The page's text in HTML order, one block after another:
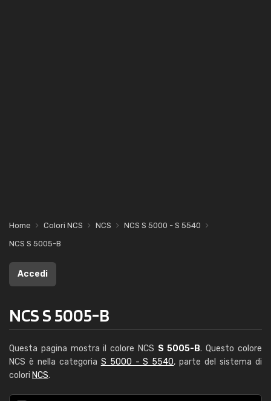
Home Colori NCS NCS
NCS S 5000 - S 5540
NCS S 5005-B
Accedi
NCS S 5005-B
Questa pagina mostra il colore NCS S 5005-B. Questo colore
NCS è nella categoria S 5000 - S 5540, parte del sistema di
colori NCS.